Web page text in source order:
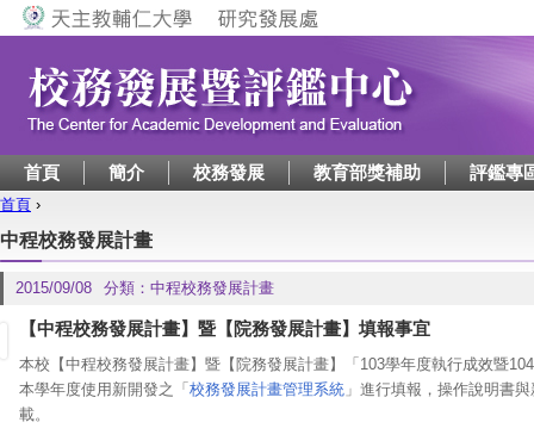
Jump to navigation
首頁 簡介 校務發展 教育部獎補助 評鑑專
您在這裡
首頁 ›
中程校務發展計畫
2015/09/08 分類： 中程校務發展計畫
【中程校務發展計畫】暨【院務發展計畫】填報事宜
本校【中程校務發展計畫】暨【院務發展計畫】「103學年度執行成效暨
本學年度使用新開發之「 校務發展計畫管理系統 」進行填報，操作說明書
載。